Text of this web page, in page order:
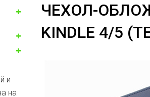
ЧЕХОЛ-
KINDLE 4/5